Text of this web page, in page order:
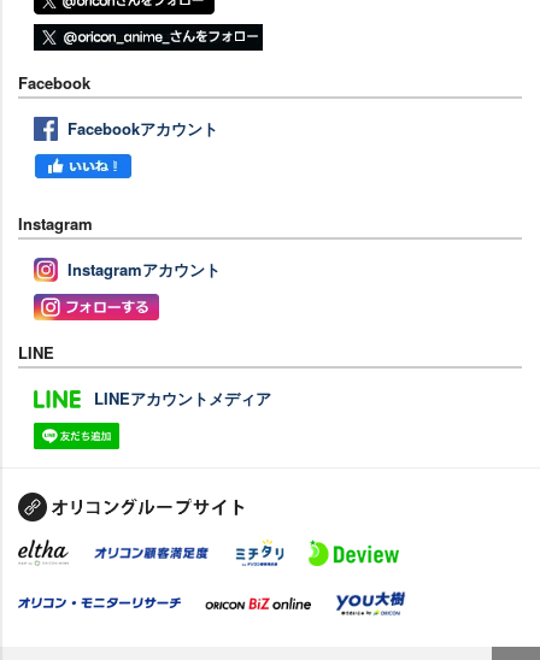
Facebook
Facebookアカウント
Instagram
Instagramアカウント
LINE
LINEアカウントメディア